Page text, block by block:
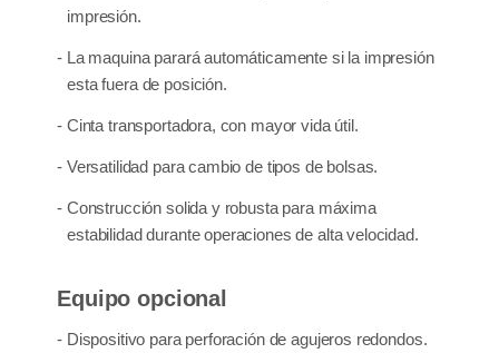
impresión.
- La maquina parará automáticamente si la impresión
esta fuera de posición.
- Cinta transportadora, con mayor vida útil.
- Versatilidad para cambio de tipos de bolsas.
- Construcción solida y robusta para máxima
estabilidad durante operaciones de alta velocidad.
Equipo opcional
- Dispositivo para perforación de agujeros redondos.